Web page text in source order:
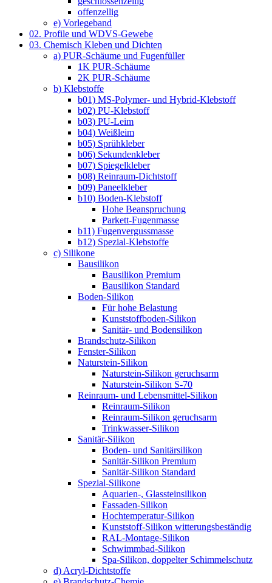
offenzellig
e) Vorlegeband
02. Profile und WDVS-Gewebe
03. Chemisch Kleben und Dichten
a) PUR-Schäume und Fugenfüller
1K PUR-Schäume
2K PUR-Schäume
b) Klebstoffe
b01) MS-Polymer- und Hybrid-Klebstoff
b02) PU-Klebstoff
b03) PU-Leim
b04) Weißleim
b05) Sprühkleber
b06) Sekundenkleber
b07) Spiegelkleber
b08) Reinraum-Dichtstoff
b09) Paneelkleber
b10) Boden-Klebstoff
Hohe Beanspruchung
Parkett-Fugenmasse
b11) Fugenvergussmasse
b12) Spezial-Klebstoffe
c) Silikone
Bausilikon
Bausilikon Premium
Bausilikon Standard
Boden-Silikon
Für hohe Belastung
Kunststoffboden-Silikon
Sanitär- und Bodensilikon
Brandschutz-Silikon
Fenster-Silikon
Naturstein-Silikon
Naturstein-Silikon geruchsarm
Naturstein-Silikon S-70
Reinraum- und Lebensmittel-Silikon
Reinraum-Silikon
Reinraum-Silikon geruchsarm
Trinkwasser-Silikon
Sanitär-Silikon
Boden- und Sanitärsilikon
Sanitär-Silikon Premium
Sanitär-Silikon Standard
Spezial-Silikone
Aquarien-, Glassteinsilikon
Fassaden-Silikon
Hochtemperatur-Silikon
Kunststoff-Silikon witterungsbeständig
RAL-Montage-Silikon
Schwimmbad-Silikon
Spa-Silikon, doppelter Schimmelschutz
d) Acryl-Dichtstoffe